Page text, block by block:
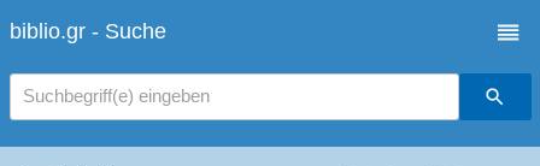
biblio.gr - Suche
Suchbegriff(e) eingeben